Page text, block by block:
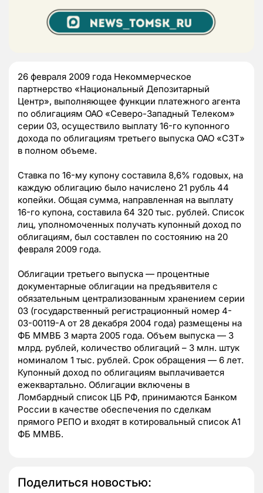
26 февраля 2009 года Некоммерческое
партнерство «Национальный Депозитарный
Центр», выполняющее функции платежного агента
по облигациям ОАО «Северо-Западный Телеком»
серии 03, осуществило выплату 16-го купонного
дохода по облигациям третьего выпуска ОАО «СЗТ»
в полном объеме.
Ставка по 16-му купону составила 8,6% годовых, на
каждую облигацию было начислено 21 рубль 44
копейки. Общая сумма, направленная на выплату
16-го купона, составила 64 320 тыс. рублей. Список
лиц, уполномоченных получать купонный доход по
облигациям, был составлен по состоянию на 20
февраля 2009 года.
Облигации третьего выпуска — процентные
документарные облигации на предъявителя с
обязательным централизованным хранением серии
03 (государственный регистрационный номер 4-
03-00119-А от 28 декабря 2004 года) размещены на
ФБ ММВБ 3 марта 2005 года. Объем выпуска — 3
млрд. рублей, количество облигаций – 3 млн. штук
номиналом 1 тыс. рублей. Срок обращения — 6 лет.
Купонный доход по облигациям выплачивается
ежеквартально. Облигации включены в
Ломбардный список ЦБ РФ, принимаются Банком
России в качестве обеспечения по сделкам
прямого РЕПО и входят в котировальный список А1
ФБ ММВБ.
Поделиться новостью: